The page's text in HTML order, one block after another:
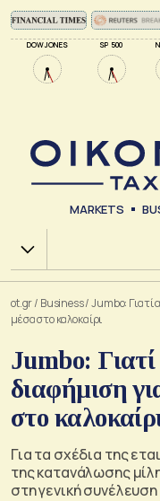
DOW JONES SP 500
MARKETS
Χ.Α.
ot.gr/ Business/Jumbo: Γιατί
μέσα στο καλοκαίρι
Jumbo:
διαφήμιση
στο
Για τα σχέδια της
της κατανάλωσης
στη γενική